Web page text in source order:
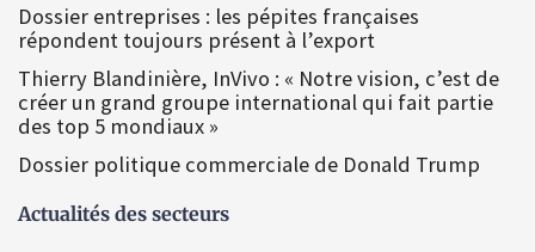
Dossier entreprises : les pépites françaises
répondent toujours présent à l’export
Thierry Blandinière, InVivo : « Notre vision, c’est de
créer un grand groupe international qui fait partie
des top 5 mondiaux »
Dossier politique commerciale de Donald Trump
Actualités des secteurs